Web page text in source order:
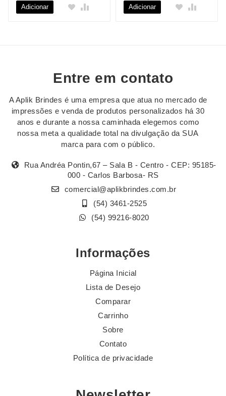
Adicionar Adicionar
Entre em contato
A Aplik Brindes é uma empresa que atua no mercado de
impressões e venda de produtos personalizados há 30
anos e durante a nossa caminhada elegemos como
nossa meta a qualidade total na divulgação da SUA
marca para com o público.
Rua Andréa Pontin,67 – Sala B - Centro - CEP: 95185-
000 - Carlos Barbosa- RS
comercial@aplikbrindes.com.br
(54) 3461-2525
(54) 99216-8020
Informações
Página Inicial
Lista de Desejo
Comparar
Carrinho
Sobre
Contato
Política de privacidade